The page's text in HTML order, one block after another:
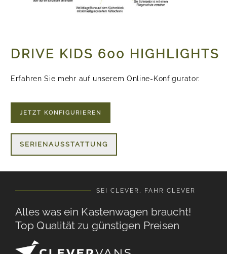
DRIVE KIDS 600 HIGHLIGHTS
Erfahren Sie mehr auf unserem Online-Konfigurator.
JETZT KONFIGURIEREN
SERIENAUSSTATTUNG
SEI CLEVER, FAHR CLEVER
Alles was ein Kastenwagen braucht!
Top Qualität zu günstigen Preisen